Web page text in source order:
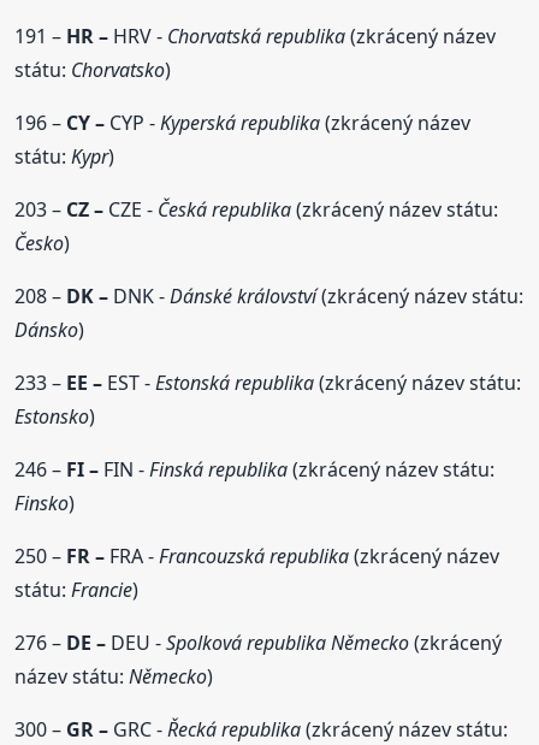
191 – HR – HRV - Chorvatská republika(zkrácený název
státu: Chorvatsko)
196 – CY – CYP -Kyperská republika(zkrácený název
státu:Kypr)
203 – CZ – CZE - Česká republika(zkrácený název státu:
Česko)
208 – DK – DNK -Dánské království(zkrácený název státu:
Dánsko)
233 – EE – EST -Estonská republika(zkrácený název státu:
Estonsko)
246 – FI – FIN -Finská republika(zkrácený název státu:
Finsko)
250 – FR – FRA -Francouzská republika(zkrácený název
státu:Francie)
276 – DE – DEU -Spolková republika Německo(zkrácený
název státu:Německo)
300 – GR – GRC -Řecká republika(zkrácený název státu: